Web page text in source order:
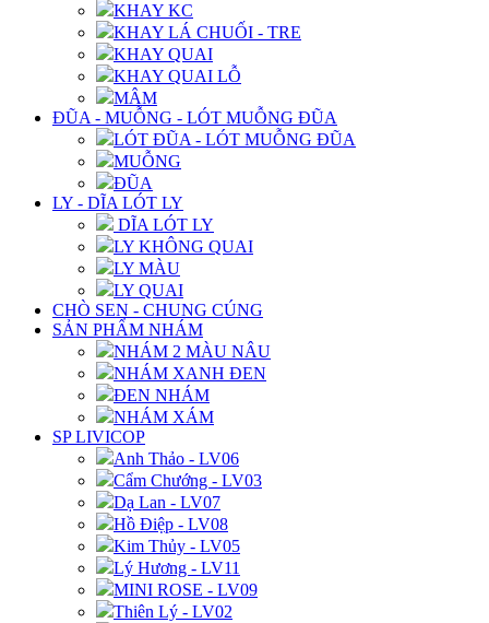
KHAY KC
KHAY LÁ CHUỐI - TRE
KHAY QUAI
KHAY QUAI LỖ
MÂM
ĐŨA - MUỖNG - LÓT MUỖNG ĐŨA
LÓT ĐŨA - LÓT MUỖNG ĐŨA
MUỖNG
ĐŨA
LY - DĨA LÓT LY
DĨA LÓT LY
LY KHÔNG QUAI
LY MÀU
LY QUAI
CHÒ SEN - CHUNG CÚNG
SẢN PHẨM NHÁM
NHÁM 2 MÀU NÂU
NHÁM XANH ĐEN
ĐEN NHÁM
NHÁM XÁM
SP LIVICOP
Anh Thảo - LV06
Cẩm Chướng - LV03
Dạ Lan - LV07
Hồ Điệp - LV08
Kim Thủy - LV05
Lý Hương - LV11
MINI ROSE - LV09
Thiên Lý - LV02